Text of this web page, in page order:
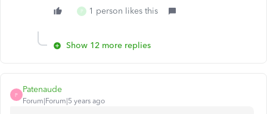
P 1 person likes this
Show 12 more replies
P
Patenaude
Forum|Forum|5 years ago